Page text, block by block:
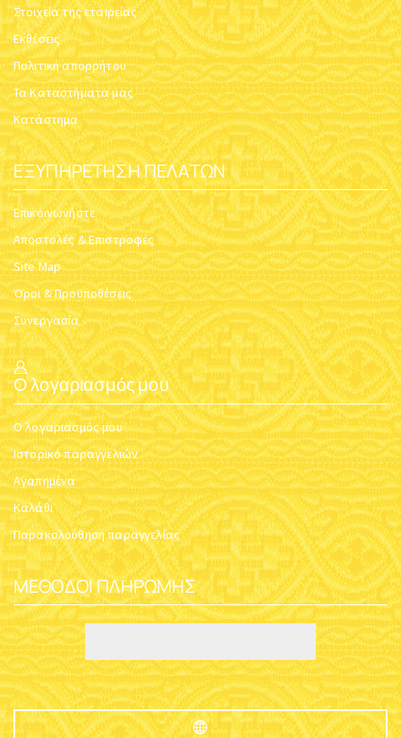
Στοιχεία της εταιρείας
Εκθέσεις
Πολιτική απορρήτου
Τα Καταστήματα μας
Κατάστημα
ΕΞΥΠΗΡΈΤΗΣΗ ΠΕΛΑΤΏΝ
Επικοινωνήστε
Αποστολές & Επιστροφές
Site Map
Όροι & Προϋποθέσεις
Συνεργασία
Ο λογαριασμός μου
Ο λογαριασμός μου
Ιστορικό παραγγελιών
Αγαπημένα
Καλάθι
Παρακολούθηση παραγγελίας
ΜΈΘΟΔΟΙ ΠΛΗΡΩΜΉΣ